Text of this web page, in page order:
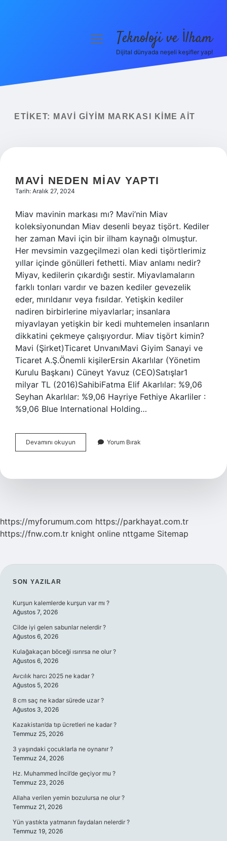
Yasal Uyarı
menüyüTeknoloji ve İlham
Dijital dünyada neşeli keşifler yap!
ETIKET: MAVI GIYIM MARKASI KIME AIT
MAVI NEDEN MIAV YAPTI
Tarih: Aralık 27, 2024
Miav mavinin markası mı? Mavi’nin Miav
koleksiyonundan Miav desenli beyaz tişört. Kediler
her zaman Mavi için bir ilham kaynağı olmuştur.
Her mevsimin vazgeçilmezi olan kedi tişörtlerimiz
yıllar içinde gönülleri fethetti. Miav anlamı nedir?
Miyav, kedilerin çıkardığı sestir. Miyavlamaların
farklı tonları vardır ve bazen kediler gevezelik
eder, mırıldanır veya fısıldar. Yetişkin kediler
nadiren birbirlerine miyavlarlar; insanlara
miyavlayan yetişkin bir kedi muhtemelen insanların
dikkatini çekmeye çalışıyordur. Miav tişört kimin?
Mavi (Şirket)Ticaret UnvanıMavi Giyim Sanayi ve
Ticaret A.Ş.Önemli kişilerErsin Akarlılar (Yönetim
Kurulu Başkanı) Cüneyt Yavuz (CEO)Satışlar1
milyar TL (2016)SahibiFatma Elif Akarlılar: %9,06
Seyhan Akarlılar: %9,06 Hayriye Fethiye Akarliler :
%9,06 Blue International Holding…
Devamını okuyun
Neden
Yorum Bırak
https://myforumum.com https://parkhayat.com.tr
https://fnw.com.tr knight online nttgame Sitemap
SIDEBAR
SON YAZILAR
Kurşun kalemlerde kurşun var mı ?
Ağustos 7, 2026
Cilde iyi gelen sabunlar nelerdir ?
Ağustos 6, 2026
Kulağakaçan böceği ısırırsa ne olur ?
Ağustos 6, 2026
Avcılık harcı 2025 ne kadar ?
Ağustos 5, 2026
8 cm saç ne kadar sürede uzar ?
Ağustos 3, 2026
Kazakistan’da tıp ücretleri ne kadar ?
Temmuz 25, 2026
3 yaşındaki çocuklarla ne oynanır ?
Temmuz 24, 2026
Hz. Muhammed İncil’de geçiyor mu ?
Temmuz 23, 2026
Allaha verilen yemin bozulursa ne olur ?
Temmuz 21, 2026
Yün yastıkta yatmanın faydaları nelerdir ?
Temmuz 19, 2026